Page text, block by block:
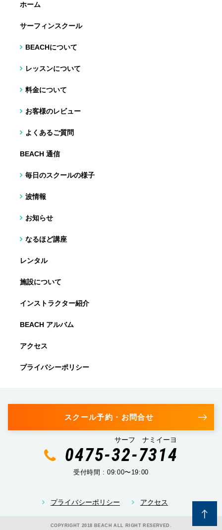
ホーム
サーフィンスクール
BEACHについて
レッスンについて
料金について
お客様のレビュー
よくあるご質問
BEACH 通信
毎日のスクールの様子
波情報
お知らせ
なるほど講座
レンタル
施設について
インストラクター紹介
BEACH アルバム
アクセス
プライバシーポリシー
スクール予約・お問合せ
サーフ ナミイーヨ
0475-32-7314
受付時間 : 09:00〜19:00
プライバシーポリシー アクセス
COPYRIGHT 2018 BEACH ALL RIGHT RESERVED.